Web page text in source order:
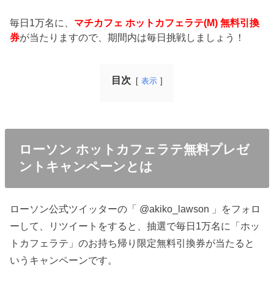
毎日1万名に、 マチカフェ ホットカフェラテ(M) 無料引換
券が当たりますので、期間内は毎日挑戦しましょう！
目次 表示
ローソン ホットカフェラテ無料プレゼ
ントキャンペーンとは
ローソン公式ツイッターの「 @akiko_lawson 」をフォロ
ーして、リツイートをすると、抽選で毎日1万名に「ホッ
トカフェラテ」のお持ち帰り限定無料引換券が当たると
いうキャンペーンです。